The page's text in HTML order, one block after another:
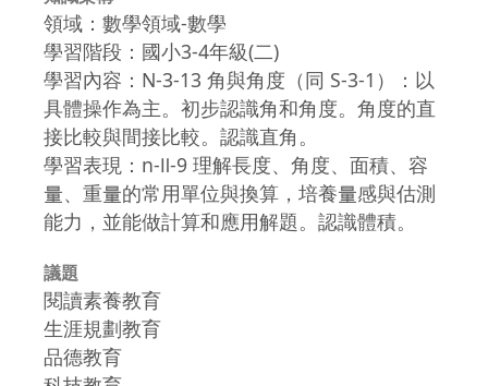
領域：數學領域-數學
學習階段：國小3-4年級(二)
學習內容：N-3-13 角與角度（同 S-3-1）：以
具體操作為主。初步認識角和角度。角度的直
接比較與間接比較。認識直角。
學習表現：n-Ⅱ-9 理解長度、角度、面積、容
量、重量的常用單位與換算，培養量感與估測
能力，並能做計算和應用解題。認識體積。
議題
閱讀素養教育
生涯規劃教育
品德教育